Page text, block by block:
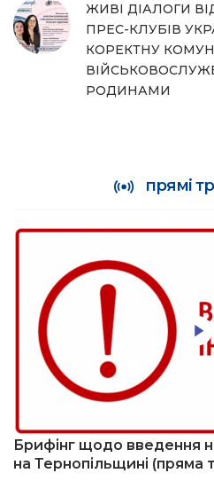
ЖИВІ ДІАЛОГИ
ПРЕС-КЛУБІВ
КОРЕКТНУ
РОДИНАМИ
прямі
Брифінг щодо введення
на Тернопільщині (пряма